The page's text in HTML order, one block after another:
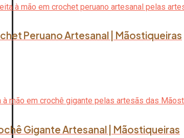
Peruano Artesanal | Mãostiqueiras
Gigante Artesanal | Mãostiqueiras